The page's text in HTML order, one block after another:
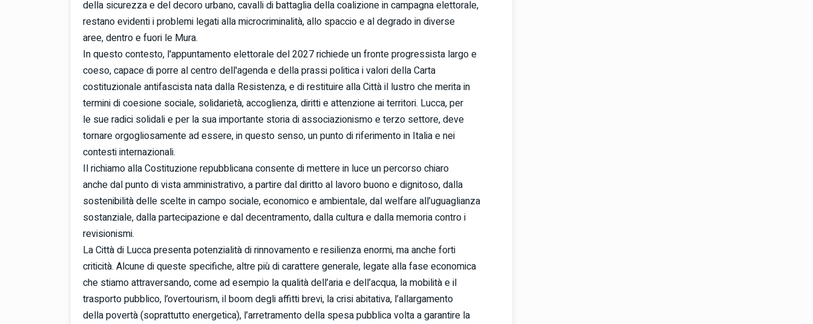
della sicurezza e del decoro urbano, cavalli di battaglia della coalizione in campagna elettorale,
restano evidenti i problemi legati alla microcriminalità, allo spaccio e al degrado in diverse
aree, dentro e fuori le Mura.
In questo contesto, l'appuntamento elettorale del 2027 richiede un fronte progressista largo e
coeso, capace di porre al centro dell'agenda e della prassi politica i valori della Carta
costituzionale antifascista nata dalla Resistenza, e di restituire alla Città il lustro che merita in
termini di coesione sociale, solidarietà, accoglienza, diritti e attenzione ai territori. Lucca, per
le sue radici solidali e per la sua importante storia di associazionismo e terzo settore, deve
tornare orgogliosamente ad essere, in questo senso, un punto di riferimento in Italia e nei
contesti internazionali.
Il richiamo alla Costituzione repubblicana consente di mettere in luce un percorso chiaro
anche dal punto di vista amministrativo, a partire dal diritto al lavoro buono e dignitoso, dalla
sostenibilità delle scelte in campo sociale, economico e ambientale, dal welfare all’uguaglianza
sostanziale, dalla partecipazione e dal decentramento, dalla cultura e dalla memoria contro i
revisionismi.
La Città di Lucca presenta potenzialità di rinnovamento e resilienza enormi, ma anche forti
criticità. Alcune di queste specifiche, altre più di carattere generale, legate alla fase economica
che stiamo attraversando, come ad esempio la qualità dell’aria e dell’acqua, la mobilità e il
trasporto pubblico, l’overtourism, il boom degli affitti brevi, la crisi abitativa, l’allargamento
della povertà (soprattutto energetica), l’arretramento della spesa pubblica volta a garantire la